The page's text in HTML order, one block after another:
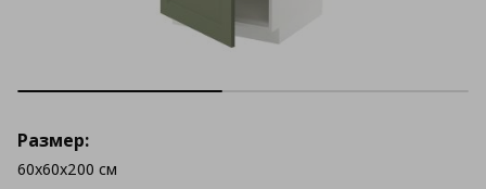
Размер:
60x60x200 см